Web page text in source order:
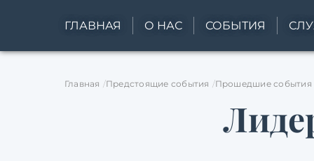
ГЛАВНАЯ О НАС СОБЫТИЯ
Главная Предстоящие события Прошедшие события